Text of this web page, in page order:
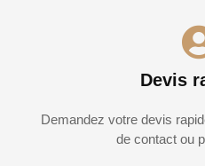
Devis
Demandez votre devis
de contact ou